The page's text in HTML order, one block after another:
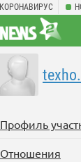
КОРОНАВИРУС
Профиль
Отношения